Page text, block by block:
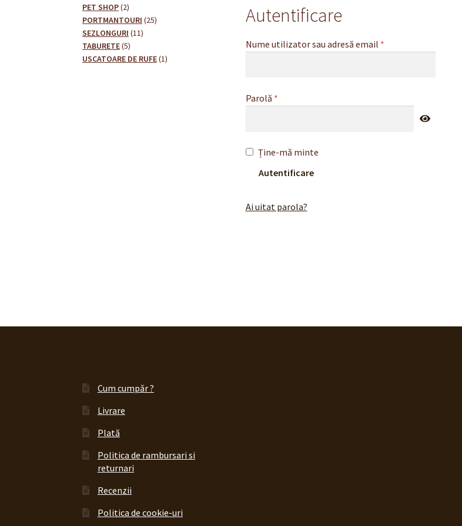
Autentificare
Nume utilizator sau adresă email *Obligatoriu
Parolă *Obligatoriu
Ține-mă minte
Autentificare
Ai uitat parola?
PET SHOP 22
produse
PORTMANTOURI 2525
SEZLONGURI 1111
TABURETE 55
produse
USCATOARE DE RUFE 11
Cum cumpăr ?
Livrare
Plată
Politica de rambursari si
returnari
Recenzii
Politica de cookie-uri